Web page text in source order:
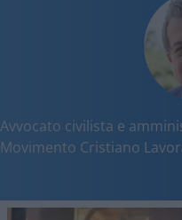
Avvocato civilista e
Movimento Cristiano